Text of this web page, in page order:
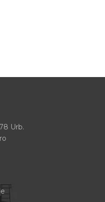
Urb.